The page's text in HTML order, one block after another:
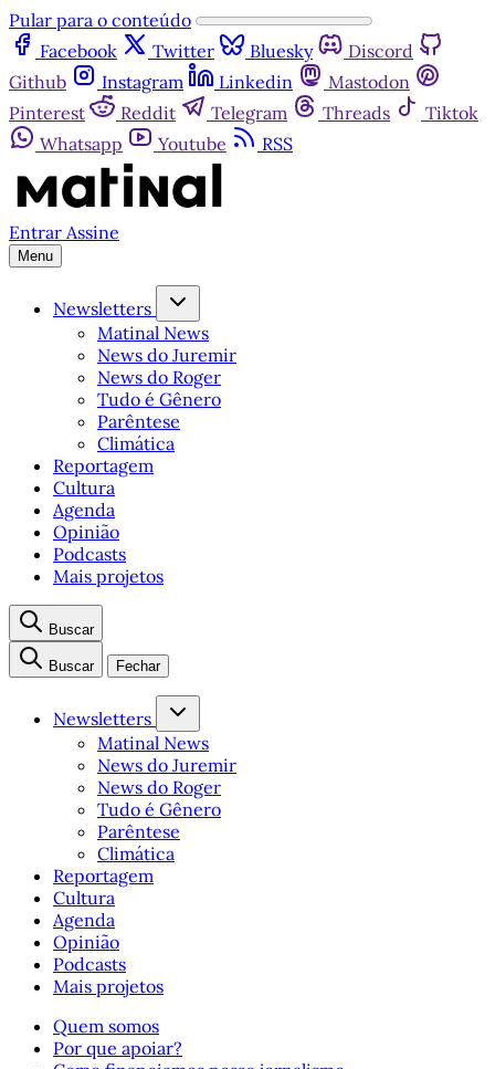
Pular para o conteúdo
Facebook
Twitter Bluesky
Discord
Github
Instagram Linkedin
Mastodon
Pinterest
Reddit Telegram Threads
Tiktok
Whatsapp
Youtube RSS
Entrar Assine
Menu
Newsletters
Matinal News
News do Juremir
News do Roger
Tudo é Gênero
Parêntese
Climática
Reportagem
Cultura
Agenda
Opinião
Podcasts
Mais projetos
Buscar
Buscar Fechar
Newsletters
Matinal News
News do Juremir
News do Roger
Tudo é Gênero
Parêntese
Climática
Reportagem
Cultura
Agenda
Opinião
Podcasts
Mais projetos
Quem somos
Por que apoiar?